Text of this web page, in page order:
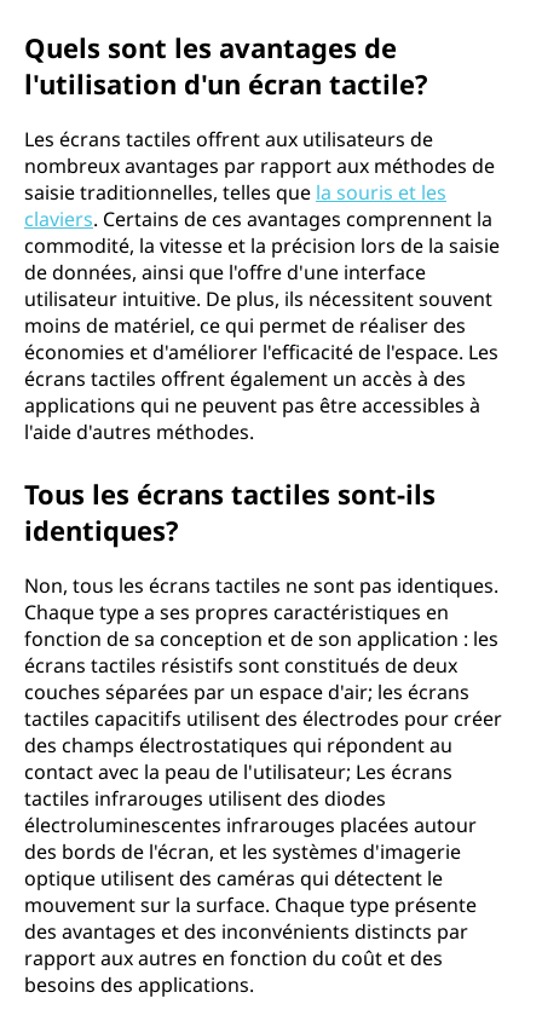
Quels sont les avantages de
l'utilisation d'un écran tactile?
Les écrans tactiles offrent aux utilisateurs de
nombreux avantages par rapport aux méthodes de
saisie traditionnelles, telles que la souris et les
claviers. Certains de ces avantages comprennent la
commodité, la vitesse et la précision lors de la saisie
de données, ainsi que l'offre d'une interface
utilisateur intuitive. De plus, ils nécessitent souvent
moins de matériel, ce qui permet de réaliser des
économies et d'améliorer l'efficacité de l'espace. Les
écrans tactiles offrent également un accès à des
applications qui ne peuvent pas être accessibles à
l'aide d'autres méthodes.
Tous les écrans tactiles sont-ils
identiques?
Non, tous les écrans tactiles ne sont pas identiques.
Chaque type a ses propres caractéristiques en
fonction de sa conception et de son application : les
écrans tactiles résistifs sont constitués de deux
couches séparées par un espace d'air; les écrans
tactiles capacitifs utilisent des électrodes pour créer
des champs électrostatiques qui répondent au
contact avec la peau de l'utilisateur; Les écrans
tactiles infrarouges utilisent des diodes
électroluminescentes infrarouges placées autour
des bords de l'écran, et les systèmes d'imagerie
optique utilisent des caméras qui détectent le
mouvement sur la surface. Chaque type présente
des avantages et des inconvénients distincts par
rapport aux autres en fonction du coût et des
besoins des applications.